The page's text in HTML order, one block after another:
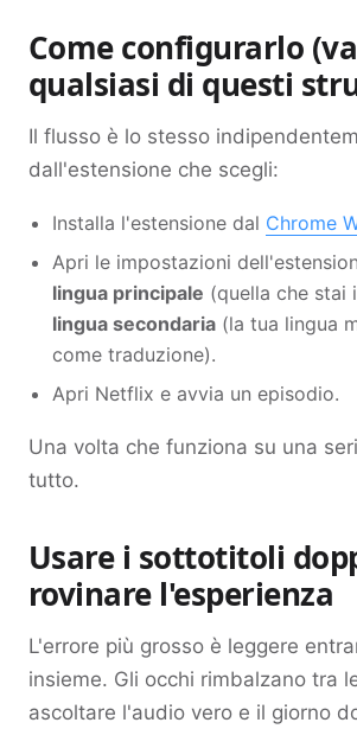
Come configurarlo
qualsiasi di questi
Il flusso è lo stesso
dall'estensione che scegli:
Installa l'estensione dal Chrome
Apri le impostazioni
lingua principale (quella che stai
lingua secondaria (la tua lingua
come traduzione).
Apri Netflix e avvia un episodio.
Una volta che funziona su una
tutto.
Usare i sottotitoli
rovinare l'esperienza
L'errore più grosso è leggere
insieme. Gli occhi rimbalzano tra
ascoltare l'audio vero e il giorno